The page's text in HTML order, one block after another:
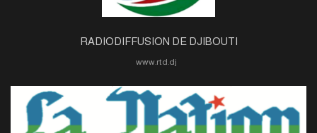
RADIODIFFUSION DE DJIBOUTI